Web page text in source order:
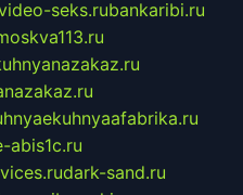
seks.rubankaribi.ru
abis1c.ru
dark-sand.ru